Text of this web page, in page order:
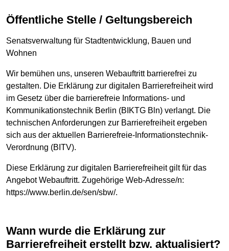
Öffentliche Stelle / Geltungsbereich
Senatsverwaltung für Stadtentwicklung, Bauen und
Wohnen
Wir bemühen uns, unseren Webauftritt barrierefrei zu
gestalten. Die Erklärung zur digitalen Barrierefreiheit wird
im Gesetz über die barrierefreie Informations- und
Kommunikationstechnik Berlin (BIKTG Bln) verlangt. Die
technischen Anforderungen zur Barrierefreiheit ergeben
sich aus der aktuellen Barrierefreie-Informationstechnik-
Verordnung (BITV).
Diese Erklärung zur digitalen Barrierefreiheit gilt für das
Angebot Webauftritt. Zugehörige Web-Adresse/n:
https://www.berlin.de/sen/sbw/.
Wann wurde die Erklärung zur
Barrierefreiheit erstellt bzw. aktualisiert?